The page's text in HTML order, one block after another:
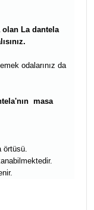
La dantela
odalarınız da
masa